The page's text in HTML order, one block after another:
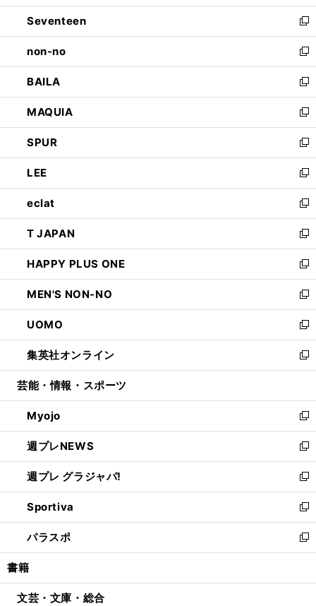
開
く
ウ
で
開
く
ン
ド
ウ
で
開
く
Seventeen
新
し
い
ウ
ィ
ン
ド
ウ
で
開
く
non-no
新
し
い
ウ
ィ
ン
ド
ウ
で
開
く
BAILA
新
し
い
ウ
ィ
ン
ド
ウ
で
開
く
MAQUIA
新
し
い
ウ
ィ
ン
ド
ウ
で
開
く
SPUR
新
し
い
ウ
ィ
ン
ド
ウ
で
開
く
LEE
新
し
い
ウ
ィ
ン
ド
ウ
で
開
く
eclat
新
し
い
ウ
ィ
ン
ド
ウ
で
開
く
T JAPAN
新
し
い
ウ
ィ
ン
ド
ウ
で
開
HAPPY PLUS ONE
新
し
い
ウ
ィ
ン
ド
ウ
開
く
MEN'S NON-NO
新
し
い
ウ
ィ
ン
ウ
で
開
く
UOMO
新
し
い
ウ
ン
ド
ウ
で
開
く
集英社オンライン
新
し
ウ
ィ
ン
ド
ウ
で
開
く
芸能・情報・スポーツ
Myojo
新
し
い
ウ
ィ
ン
ド
ウ
で
開
週プレNEWS
新
し
い
ウ
ィ
ン
ド
ウ
開
週プレ グラジャパ!
新
し
い
ウ
ィ
ン
ウ
Sportiva
新
し
い
ウ
ン
パラスポ
新
し
ウ
書籍
文芸・文庫・総合